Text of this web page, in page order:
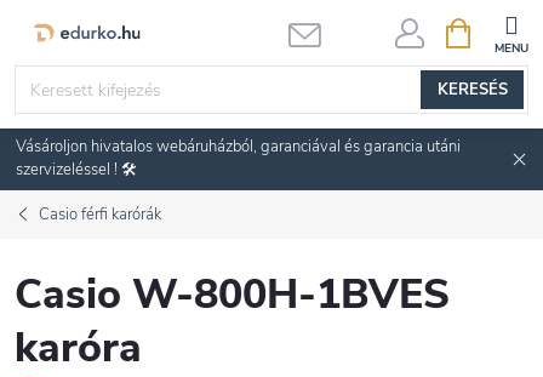
KERESÉS
KOSÁR
Vásároljon hivatalos webáruházból, garanciával és garancia utáni
szervizeléssel ! 🛠️
Casio férfi karórák
Casio W-800H-1BVES
karóra